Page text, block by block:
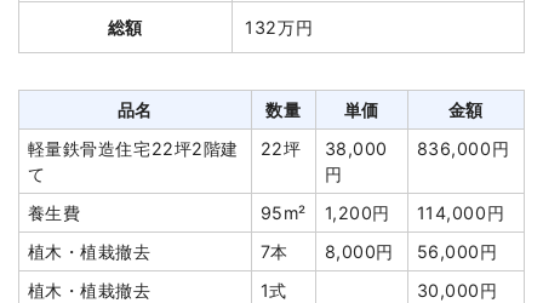
木造住宅22坪1階建て
22坪 42,409円
420,000円
値引き
44,300円
小計
3,400,000円
消費税
340,000円
合計金額
3,740,000円
総額 132万円
品名 数量 単価
金額
軽量鉄骨造住宅22坪2階建
て
22坪
38,000
円
836,000円
養生費 95m² 1,200円
114,000円
植木・植栽撤去
7本 8,000円
56,000円
植木・植栽撤去
1式
30,000円